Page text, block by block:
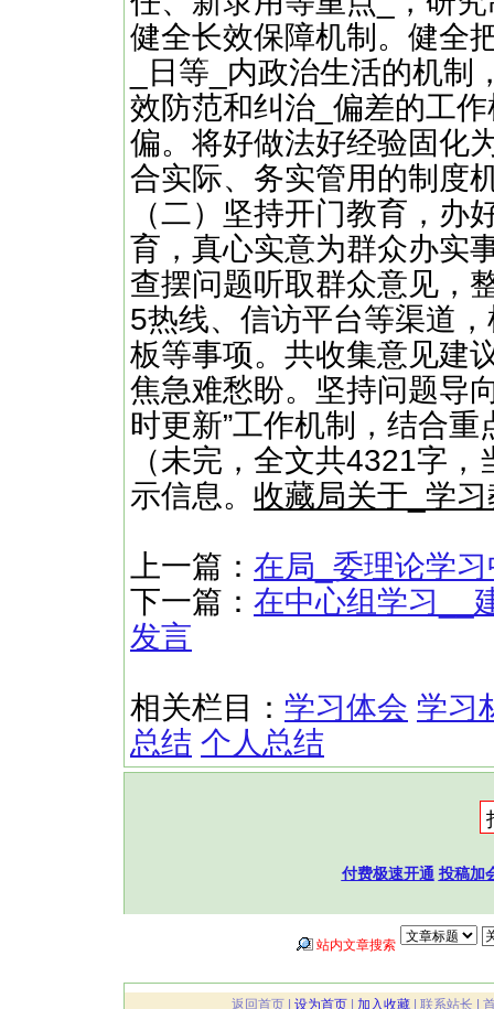
健全长效保障机制。健全
_日等_内政治生活的机
效防范和纠治_偏差的工
偏。将好做法好经验固化
合实际、务实管用的制度
（二）坚持开门教育，办
育，真心实意为群众办实
查摆问题听取群众意见，
5热线、信访平台等渠道
板等事项。共收集意见建
焦急难愁盼。坚持问题导
时更新”工作机制，结合
（未完，全文共4321字
示信息。 收藏局关于_学
上一篇： 在局_委理论学
下一篇： 在中心组学习__
发言
相关栏目： 学习体会 学习
总结 个人总结
付费极速开通 投稿加
站内文章搜索
返回首页| 设为首页| 加入收藏| 联系站长